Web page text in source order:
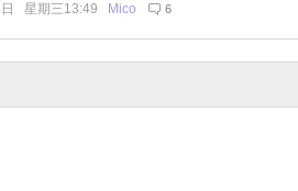
星期三13:49 Mico 6